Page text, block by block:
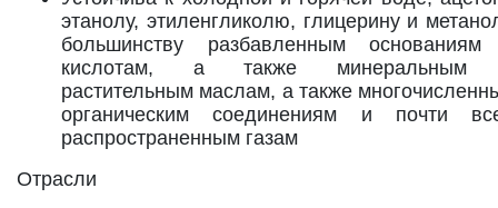
этанолу, этиленгликолю, глицерину и
большинству разбавленным
кислотам, а также минеральным
растительным маслам, а также
органическим соединениям и почти
распространенным газам
Отрасли